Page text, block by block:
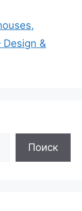
&
Поиск